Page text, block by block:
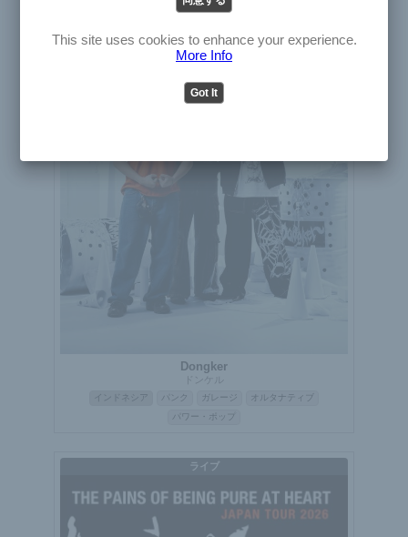
アーティスト
Dongker
ドンケル
インドネシア パンク ガレージ
オルタナティブ
パワー・ポップ
ライブ
English
Japanese
This site uses cookies to enhance your experience.
More Info
Got It